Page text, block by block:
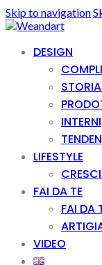
Skip to navigation
DESIGN
INTERNI
LIFESTYLE
FAI DA TE
FAI DA
VIDEO